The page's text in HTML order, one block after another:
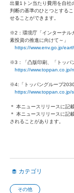
出量1トン当たり費用を自社
判断の基準のひとつとする
せることができます。
※2：環境庁「インターナル
素投資の推進に向けて～」
https://www.env.go.jp/
※3：「凸版印刷、「トッパ
https://www.toppan.co.jp/
※4:「トッパングループ
https://www.toppan.co.jp/
＊ 本ニュースリリースに記
＊ 本ニュースリリースに記
されることがあります。
カテゴリ
その他